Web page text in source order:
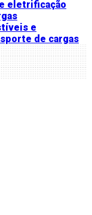
e
de cargas